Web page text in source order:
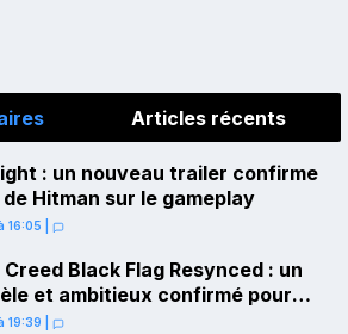
Articles récents
: un nouveau trailer confirme
Hitman sur le gameplay
16:05
Creed Black Flag Resynced : un
et ambitieux confirmé pour
19:39